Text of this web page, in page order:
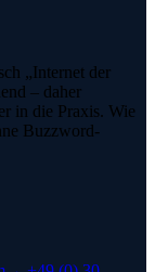
„Internet der
– daher
in die Praxis. Wie
Buzzword-